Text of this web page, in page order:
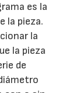
es la
la pieza.
la
la pieza
de